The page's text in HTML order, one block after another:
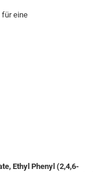
für eine
Ethyl Phenyl (2,4,6-